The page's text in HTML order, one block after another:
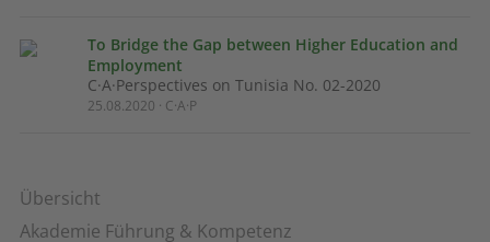
Übersicht
Akademie Führung & Kompetenz
To Bridge the Gap between Higher Education and
Employment
C·A·Perspectives on Tunisia No. 02-2020
25.08.2020 · C·A·P